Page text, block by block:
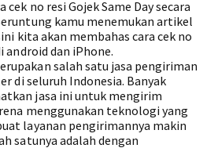
no resi Gojek Same Day secara
kamu menemukan artikel
kita akan membahas cara cek no
android dan iPhone.
salah satu jasa pengiriman
di seluruh Indonesia. Banyak
jasa ini untuk mengirim
menggunakan teknologi yang
layanan pengirimannya makin
satunya adalah dengan